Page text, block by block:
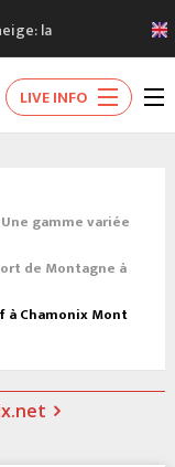
la
le nouveau
personnes sont
LIVE INFO
gamme variée
de Montagne à
à Chamonix Mont